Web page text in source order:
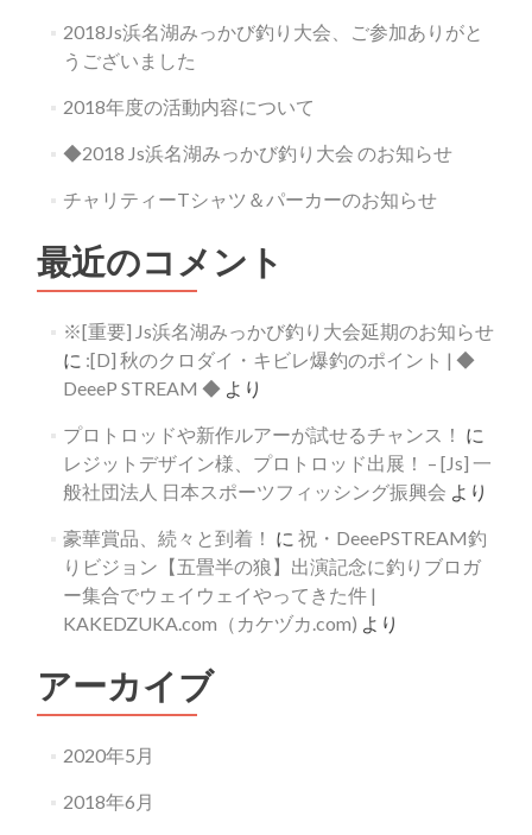
ン2018Js浜名湖みっかび釣り大会、ご参加ありがと
うございました
2018年度の活動内容について
◆2018 Js浜名湖みっかび釣り大会 のお知らせ
チャリティーTシャツ＆パーカーのお知らせ
最近のコメント
※[重要] Js浜名湖みっかび釣り大会延期のお知らせ
に :[D] 秋のクロダイ・キビレ爆釣のポイント | ◆
DeeeP STREAM ◆より
プロトロッドや新作ルアーが試せるチャンス！ に
レジットデザイン様、プロトロッド出展！ – [Js] 一
般社団法人 日本スポーツフィッシング振興会 より
豪華賞品、続々と到着！ に 祝・DeeePSTREAM釣
りビジョン【五畳半の狼】出演記念に釣りブロガ
ー集合でウェイウェイやってきた件 |
KAKEDZUKA.com（カケヅカ.com) より
アーカイブ
2020年5月
2018年6月